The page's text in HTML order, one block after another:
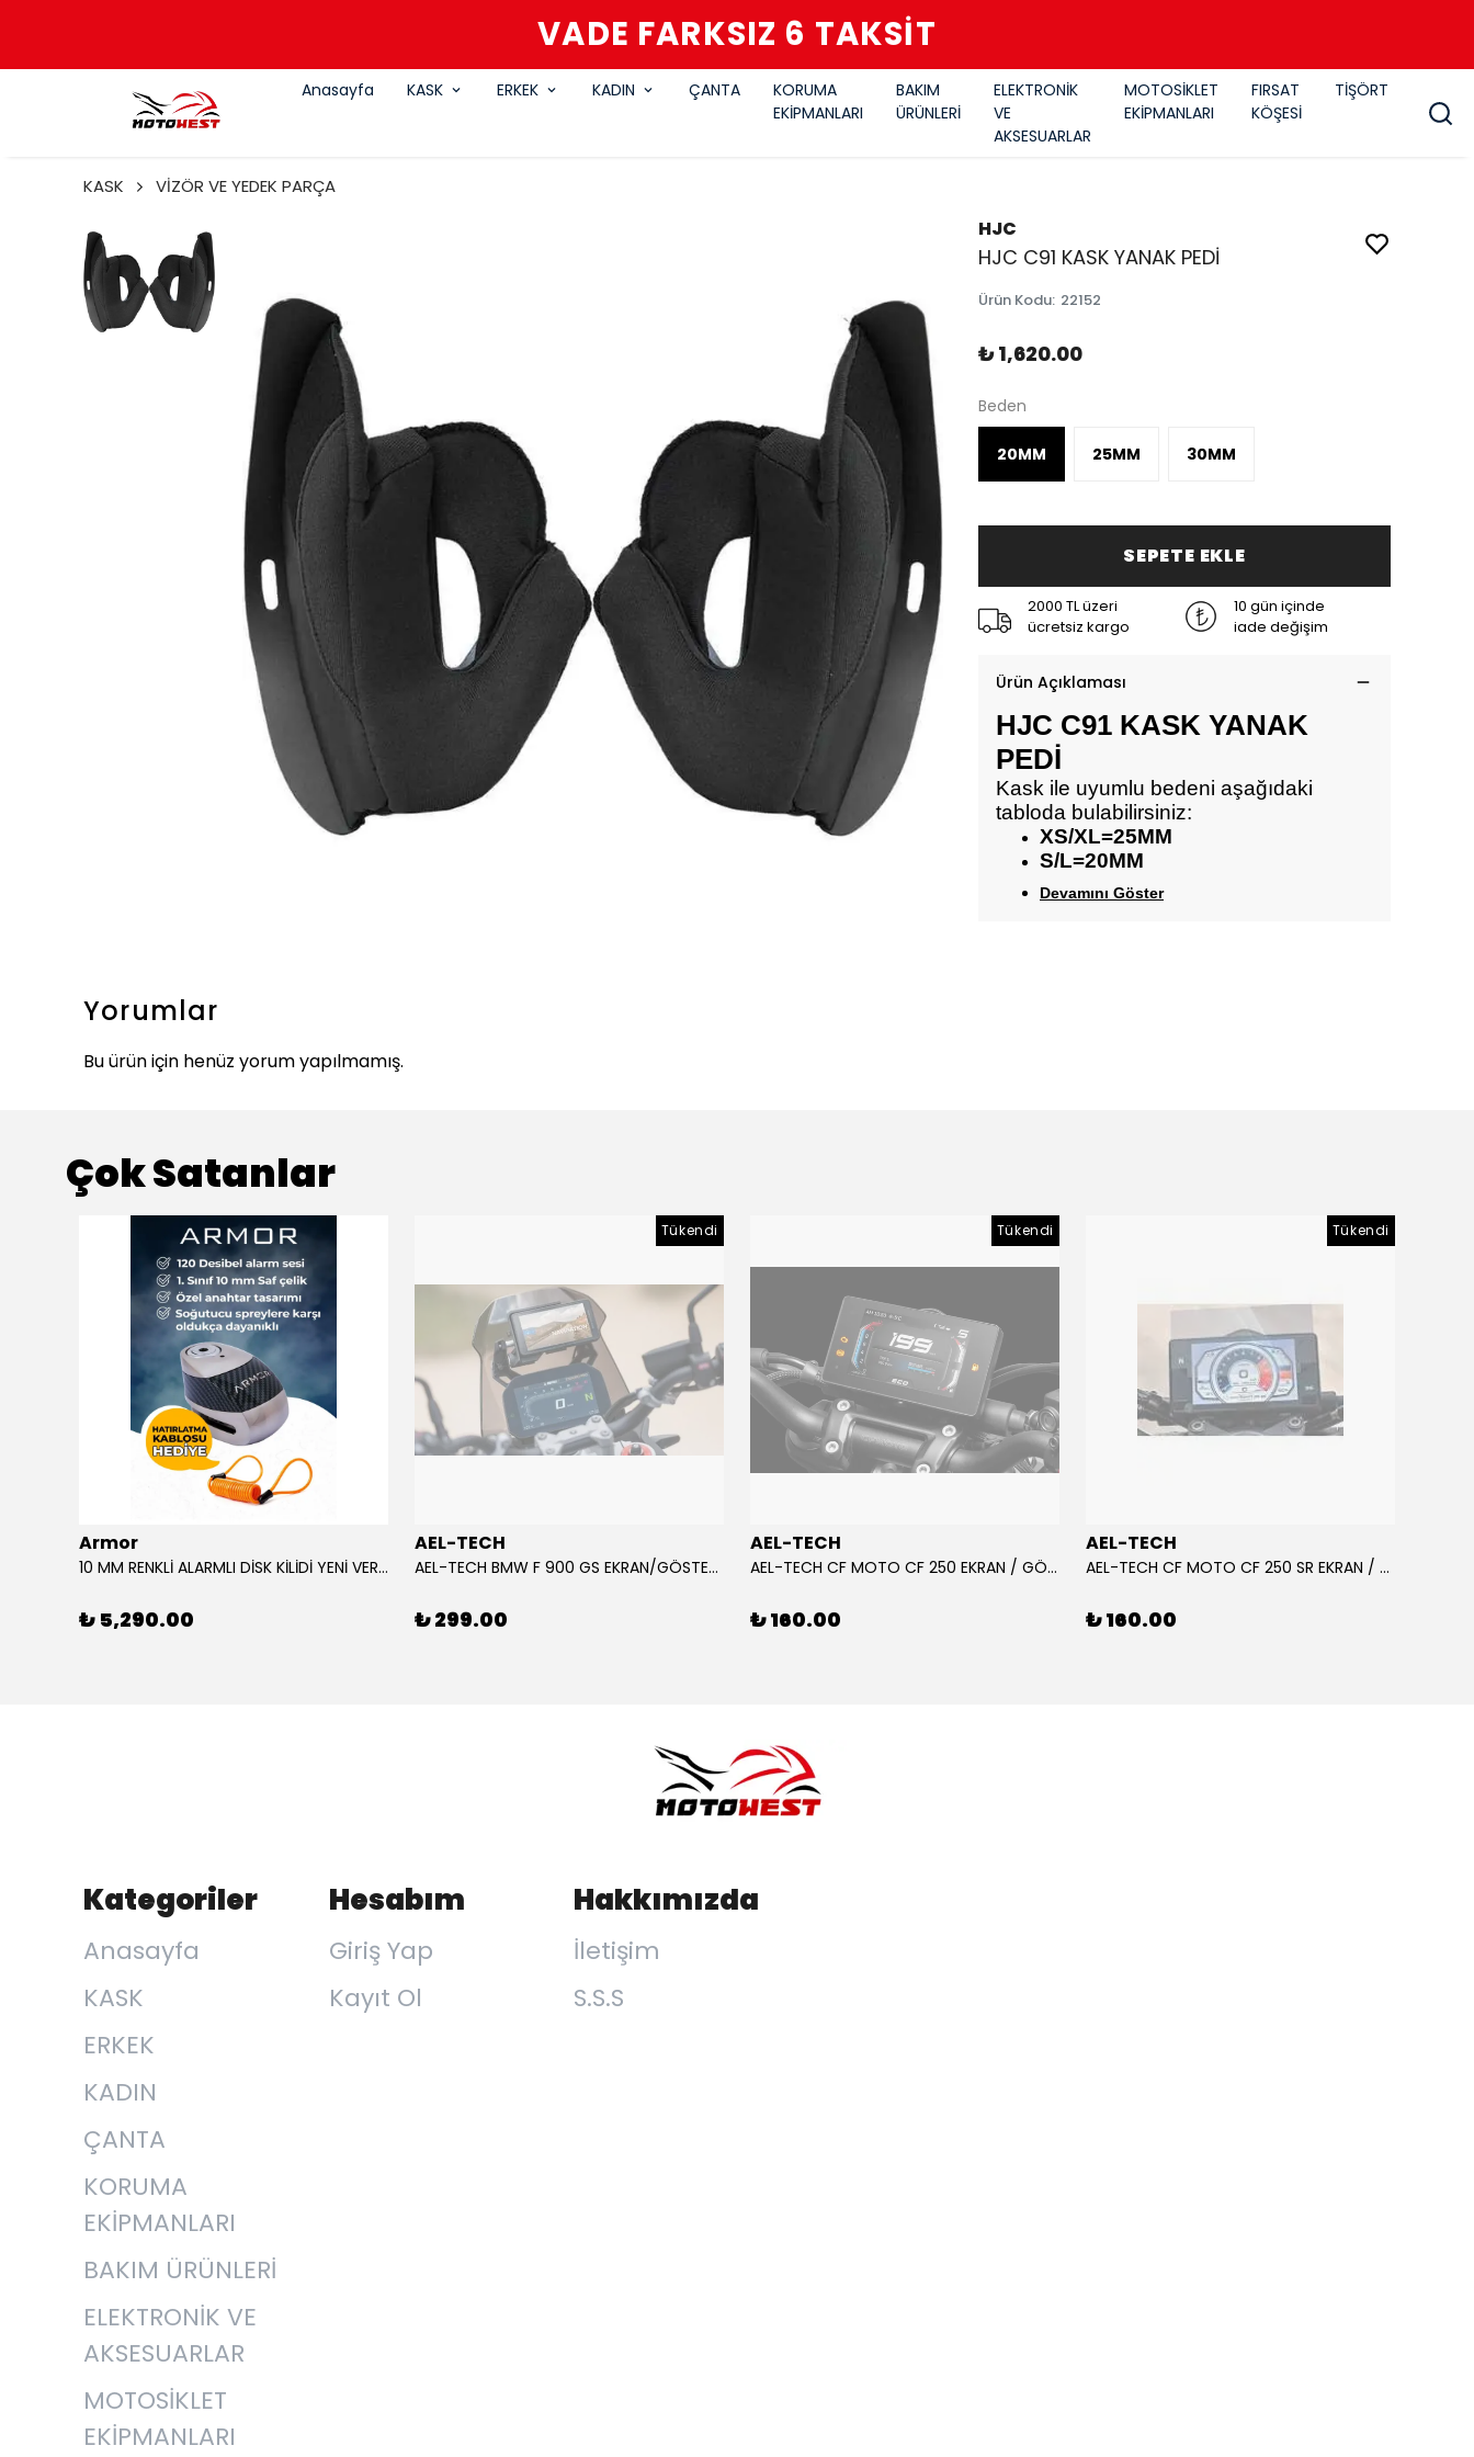
VADE FARKSIZ 6 TAKSİT
Anasayfa KASK ERKEK KADIN ÇANTA
KORUMA
EKİPMANLARI
BAKIM
ÜRÜNLERİ
ELEKTRONİK
VE
AKSESUARLAR
MOTOSİKLET
EKİPMANLARI
FIRSAT
KÖŞESİ
TİŞÖRT
KASK VİZÖR VE YEDEK PARÇA
HJC
HJC C91 KASK YANAK PEDİ
Ürün Kodu: 22152
₺ 1,620.00
Beden
20MM 25MM 30MM
SEPETE EKLE
2000 TL üzeri
ücretsiz kargo
10 gün içinde
iade değişim
Ürün Açıklaması
HJC C91 KASK YANAK
PEDİ
Kask ile uyumlu bedeni aşağıdaki
tabloda bulabilirsiniz:
XS/XL=25MM
S/L=20MM
Devamını Göster
Yorumlar
Bu ürün için henüz yorum yapılmamış.
Çok Satanlar
Armor
10 MM RENKLİ ALARMLI DİSK KİLİDİ YENİ VERSİYON
₺ 5,290.00
Tükendi
AEL-TECH
AEL-TECH BMW F 900 GS EKRAN/GÖSTERGE KORUYUCU 2024-2025
₺ 299.00
Tükendi
AEL-TECH
AEL-TECH CF MOTO CF 250 EKRAN / GÖSTERGE KORUYUCU 2020-2022
₺ 160.00
Tükendi
AEL-TECH
AEL-TECH CF MOTO CF 250 SR EKRAN / GÖSTERGE KORUYUCU 2023-2025
₺ 160.00
Kategoriler
Anasayfa
KASK
ERKEK
KADIN
ÇANTA
KORUMA
EKİPMANLARI
BAKIM ÜRÜNLERİ
ELEKTRONİK VE
AKSESUARLAR
MOTOSİKLET
EKİPMANLARI
Hesabım
Giriş Yap
Kayıt Ol
Hakkımızda
İletişim
S.S.S